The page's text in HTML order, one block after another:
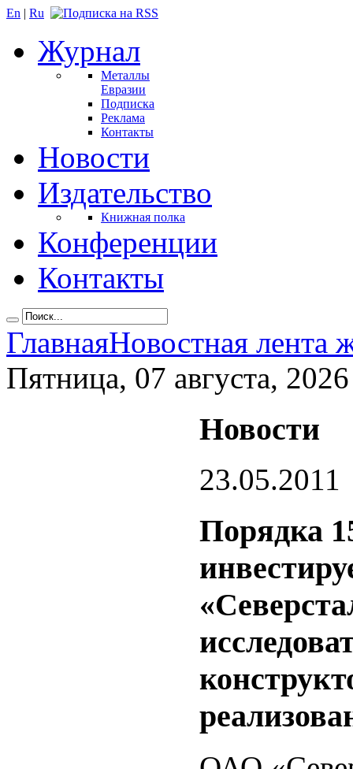
En | Ru
Журнал
Металлы
Евразии
Подписка
Реклама
Контакты
Новости
Издательство
Книжная полка
Конференции
Контакты
ГлавнаяНовостная лента
Пятница, 07 августа, 2026
Новости
23.05.2011
Порядка